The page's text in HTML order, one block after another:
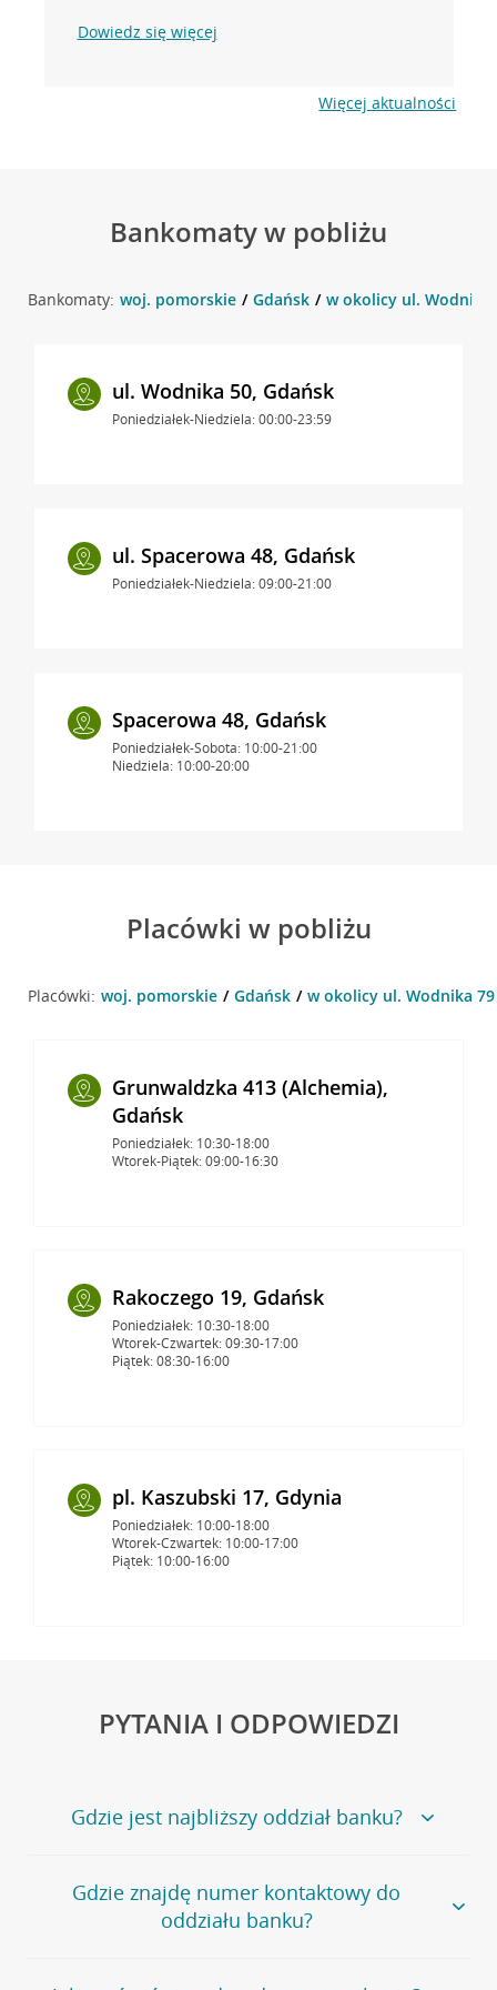
Dowiedz się więcej
Więcej aktualności
Bankomaty w pobliżu
Bankomaty: woj. pomorskie Gdańsk w okolicy ul. Wodnika
ul. Wodnika 50, Gdańsk
Poniedziałek-Niedziela: 00:00-23:59
ul. Spacerowa 48, Gdańsk
Poniedziałek-Niedziela: 09:00-21:00
Spacerowa 48, Gdańsk
Poniedziałek-Sobota: 10:00-21:00
Niedziela: 10:00-20:00
Placówki w pobliżu
Placówki: woj. pomorskie Gdańsk w okolicy ul. Wodnika 79
Grunwaldzka 413 (Alchemia),
Gdańsk
Poniedziałek: 10:30-18:00
Wtorek-Piątek: 09:00-16:30
Rakoczego 19, Gdańsk
Poniedziałek: 10:30-18:00
Wtorek-Czwartek: 09:30-17:00
Piątek: 08:30-16:00
pl. Kaszubski 17, Gdynia
Poniedziałek: 10:00-18:00
Wtorek-Czwartek: 10:00-17:00
Piątek: 10:00-16:00
PYTANIA I ODPOWIEDZI
Gdzie jest najbliższy oddział banku?
Jeśli szukasz oddziału naszego banku, zapraszamy na
stronęPlacówki i bankomaty, na której znajduje się
wygodna wyszukiwarka.
oddziałów
Gdzie znajdę numer kontaktowy do
oddziału banku?
Bank Credit Agricole nie udostępnia ogólnego numeru